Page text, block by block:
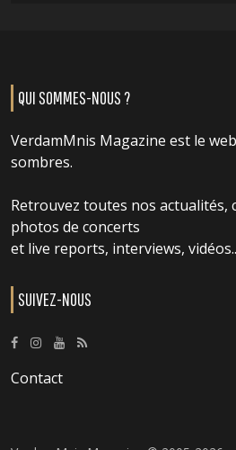
QUI SOMMES-NOUS ?
VerdamMnis Magazine est le
sombres.
Retrouvez toutes nos actualités,
photos de concerts
et live reports, interviews,
SUIVEZ-NOUS
Contact